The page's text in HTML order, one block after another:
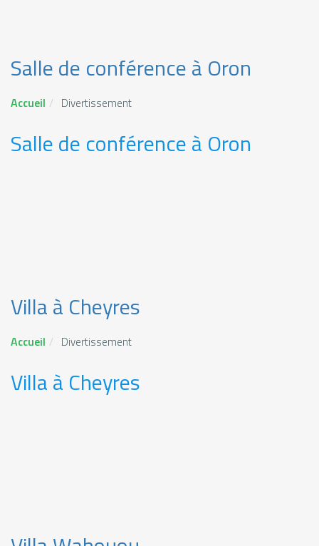
Salle de conférence à Oron
Accueil Divertissement
Salle de conférence à Oron
Villa à Cheyres
Accueil Divertissement
Villa à Cheyres